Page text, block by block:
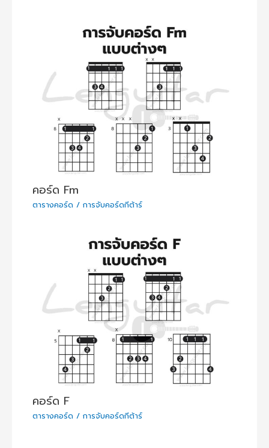
คอร์ด Fm
ตารางคอร์ด / การจับคอร์ดกีต้าร์
คอร์ด F
ตารางคอร์ด / การจับคอร์ดกีต้าร์